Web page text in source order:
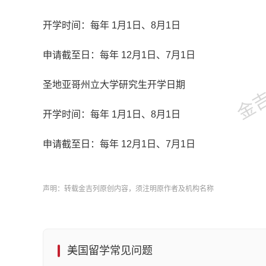
开学时间：每年 1月1日、8月1日
申请截至日：每年 12月1日、7月1日
圣地亚哥州立大学研究生开学日期
开学时间：每年 1月1日、8月1日
申请截至日：每年 12月1日、7月1日
声明：转载金吉列原创内容，须注明原作者及机构名称
美国留学常见问题